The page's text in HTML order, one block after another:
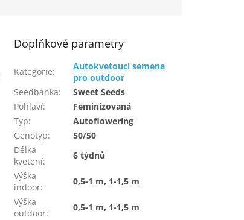
Doplňkové parametry
Kategorie:
Autokvetoucí semena
pro outdoor
Seedbanka:
Sweet Seeds
Pohlaví:
Feminizovaná
Typ:
Autoflowering
Genotyp:
50/50
Délka
kvetení:
6 týdnů
Výška
indoor:
0,5-1 m, 1-1,5 m
Výška
outdoor:
0,5-1 m, 1-1,5 m